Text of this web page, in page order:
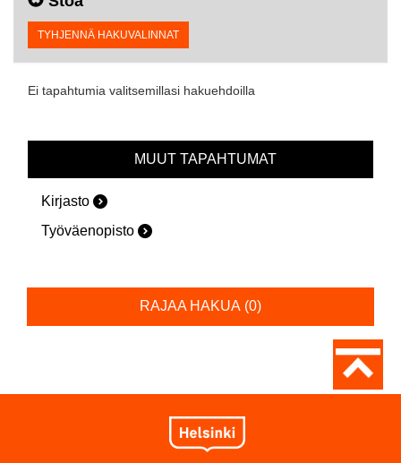
TYHJENNÄ HAKUVALINNAT
Ei tapahtumia valitsemillasi hakuehdoilla
MUUT TAPAHTUMAT
Kirjasto
Työväenopisto
RAJAA HAKUA (0)